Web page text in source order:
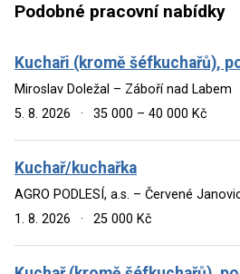
Podobné pracovní nabídky
Kuchaři (kromě šéfkuchařů),
Miroslav Doležal – Záboří nad Labem
5. 8. 2026
· 35 000 – 40 000 Kč
Kuchař/kuchařka
AGRO PODLESÍ, a.s. – Červené
1. 8. 2026
· 25 000 Kč